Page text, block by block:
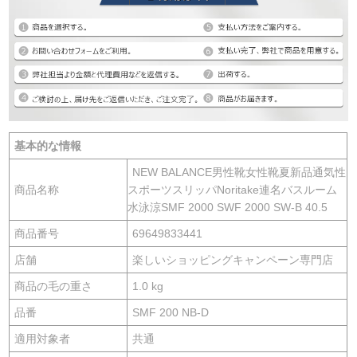
基本的な情報
商品名称
NEW BALANCE男性靴女性靴夏新品通気性
スポーツスリッパNoritake連名バスルーム
水泳涼SMF 2000 SWF 2000 SW-B 40.5
商品番号 69649833441
店舗 楽しいショッピングキャンペーン専門店
商品の毛の重さ 1.0 kg
品番 SMF 200 NB-D
適用対象者 共通